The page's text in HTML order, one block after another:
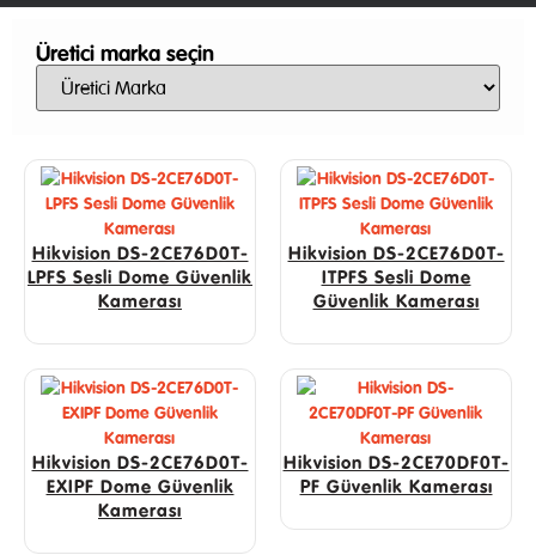
Üretici marka seçin
Hikvision DS-2CE76D0T-
LPFS Sesli Dome Güvenlik
Kamerası
Hikvision DS-2CE76D0T-
ITPFS Sesli Dome
Güvenlik Kamerası
Hikvision DS-2CE76D0T-
EXIPF Dome Güvenlik
Kamerası
Hikvision DS-2CE70DF0T-
PF Güvenlik Kamerası